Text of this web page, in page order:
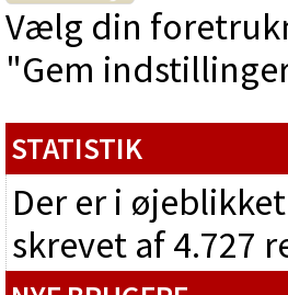
Vælg din
"Gem
STATISTIK
Der er i
skrevet af 4.727